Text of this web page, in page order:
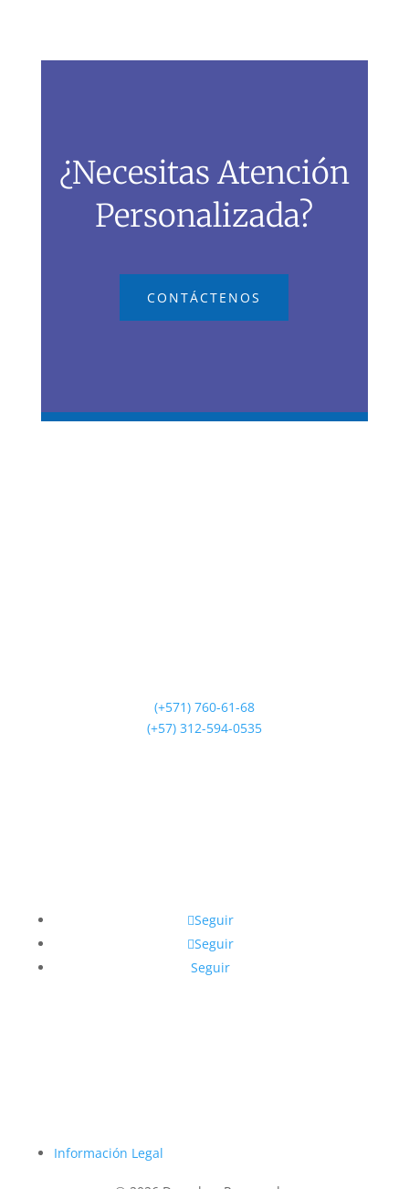
¿Necesitas Atención
Personalizada?
CONTÁCTENOS
(+571) 760-61-68
(+57) 312-594-0535
Seguir
Seguir
Seguir
Información Legal